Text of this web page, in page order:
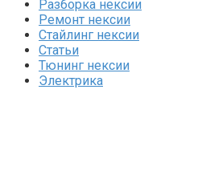
Разборка нексии
Ремонт нексии
Стайлинг нексии
Статьи
Тюнинг нексии
Электрика